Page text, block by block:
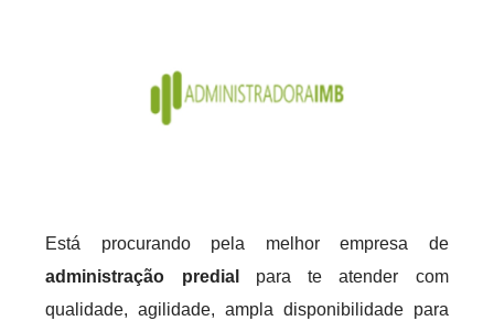
Está procurando pela melhor empresa de
administração predial
para te atender com
qualidade, agilidade, ampla disponibilidade para